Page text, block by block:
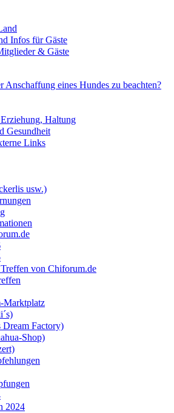
Infos für Gäste
& Gäste
eines Hundes zu beachten?
Haltung
Gesundheit
Links
usw.)
von Chiforum.de
Factory)
Shop)
2024